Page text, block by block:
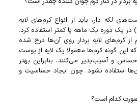
لکه دار، باید از انواع کرم‌های لایه
یک دوره یک ماهه یا کمتر استفاده کرد.
از کرم‌های لایه بردار روی آن‌ها درج شده
این گونه کرم‌ها معمولا یک لایه از پوست
و آسیب‌پذیر می‌کنند، بنابراین بهتر
استفاده نشود. چون ایجاد حساسیت و
صورت کدام است؟